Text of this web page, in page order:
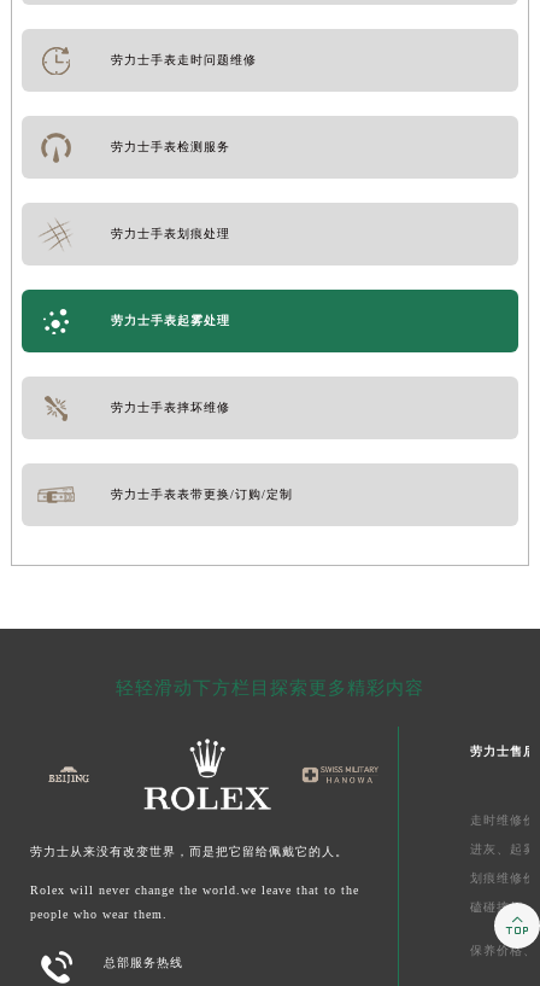
劳力士手表走时问题维修
劳力士手表检测服务
劳力士手表划痕处理
劳力士手表起雾处理
劳力士手表摔坏维修
劳力士手表表带更换/订购/定制
轻轻滑动下方栏目探索更多精彩内容
劳力士从来没有改变世界，而是把它留给佩戴它的人。
Rolex will never change the world.we leave that to the
people who wear them.
 总部服务热线
劳力士售后
走时维修价
进灰、 起雾
划痕维修价
磕碰摔坏
保养价格、
